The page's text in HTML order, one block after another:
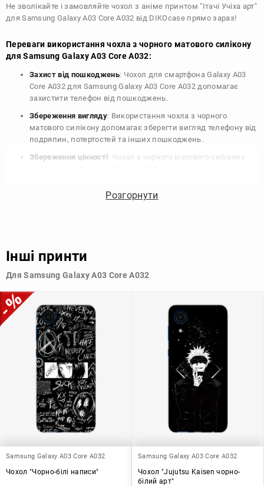
Не зволікайте і замовляйте чохол з аніме принтом "Ітачі Учіха арт"
для Samsung Galaxy A03 Core A032 від DIKOcase прямо зараз!
Переваги використання чохла з чорного матового силікону
для Samsung Galaxy A03 Core A032:
Захист від пошкоджень: Чохол для смартфона Galaxy A03
Core A032 для Samsung Galaxy A03 Core A032 допомагає
захистити телефон від пошкоджень.
Збереження вигляду: Використання чохла з чорного
матового силікону допомагає зберегти вигляд телефону від
подряпин, потертостей та інших пошкоджень.
Збереження цінності: Чохол з чорного матового силікону
людей, які планують продати свій пристрій в майбутньому.
Узагалі, чохол для телефону - це дуже корисний аксесуар, який
допомагає захистити ваш пристрій, зберегти його цінність і
Розгорнути
Інші принти
Для Samsung Galaxy A03 Core A032
Samsung Galaxy A03 Core A032
Чохол "Чорно-білі написи"
Samsung Galaxy A03 Core A032
Чохол "Jujutsu Kaisen чорно-
білий арт"